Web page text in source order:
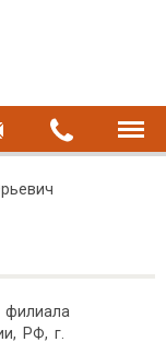
филиала
РФ, г.